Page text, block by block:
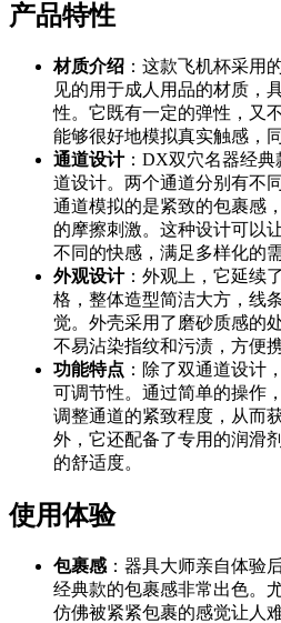
产品特性
材质介绍 ：这款飞机杯采用
见的用于成人用品的材质，
性。它既有一定的弹性，又
能够很好地模拟真实触感，
通道设计：DX双穴名器经典
道设计。两个通道分别有不
通道模拟的是紧致的包裹感
的摩擦刺激。这种设计可以
不同的快感，满足多样化的需
外观设计：外观上，它延续
格，整体造型简洁大方，线
觉。外壳采用了磨砂质感的
不易沾染指纹和污渍，方便
功能特点 ：除了双通道设计
可调节性。通过简单的操作
调整通道的紧致程度，从而
外，它还配备了专用的润滑
的舒适度。
使用体验
包裹感 ：器具大师亲自体验
经典款的包裹感非常出色。
仿佛被紧紧包裹的感觉让人